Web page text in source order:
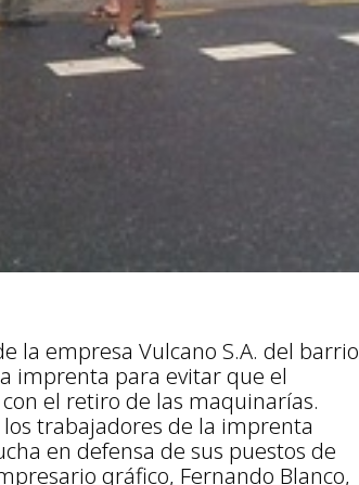
la empresa Vulcano S.A. del barrio
imprenta para evitar que el
el retiro de las maquinarías.
trabajadores de la imprenta
en defensa de sus puestos de
gráfico, Fernando Blanco,